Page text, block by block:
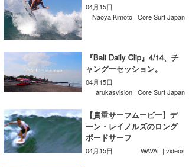
04月15日
Naoya Kimoto | Core Surf Japan
『Bali Daily Clip』4/14、チ
ャングーセッション。
04月15日
arukasvision | Core Surf Japan
【貴重サーフムービー】デ
ーン・レイノルズのロング
ボードサーフ
04月15日 WAVAL | videos
Core Surf Japan
Naoya Kimoto
mitsuteru Kamio
Yasunari Inoue
Yoshiyuki Obata
arukasvision
DELTA FORCE SURF
メディア
SURFMEDIA
Colors MAGAZINE
WAVAL
波伝説アンバサダー/プロライダー
福島寿実子
中浦“JET”章
嵯峨明日香
波伝説スタッフ
☆加藤
+☆maki☆+
波伝説